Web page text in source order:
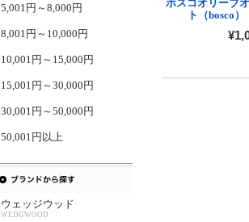
5,001円～8,000円
8,001円～10,000円
10,001円～15,000円
15,001円～30,000円
30,001円～50,000円
50,001円以上
ウェッジウッド
WEDGWOOD
ボスコオリーブ
ト（bosco